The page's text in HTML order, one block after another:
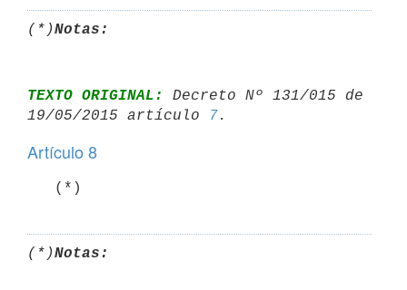
(*)Notas:
TEXTO ORIGINAL:
Decreto Nº 131/015 de
19/05/2015 artículo
7
Artículo 8
   (*)
(*)Notas: